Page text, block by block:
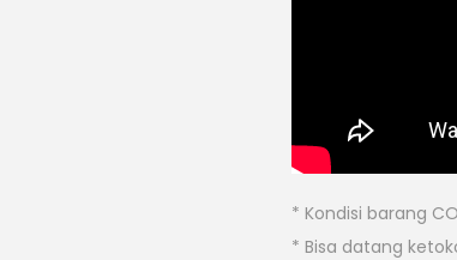
* Kondisi barang
* Bisa datang